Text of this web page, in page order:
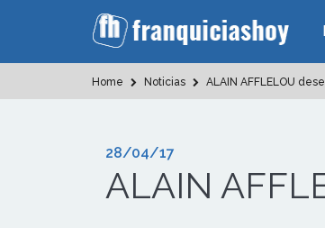
Home Noticias ALAIN AFFLELOU
28/04/17
ALAIN